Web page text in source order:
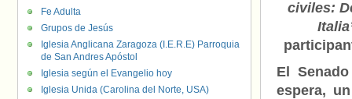
civiles:
El
espera,
Fe Adulta
Grupos de Jesús
Iglesia Anglicana Zaragoza (I.E.R.E) Parroquia
de San Andres Apóstol
Iglesia según el Evangelio hoy
Iglesia Unida (Carolina del Norte, USA)